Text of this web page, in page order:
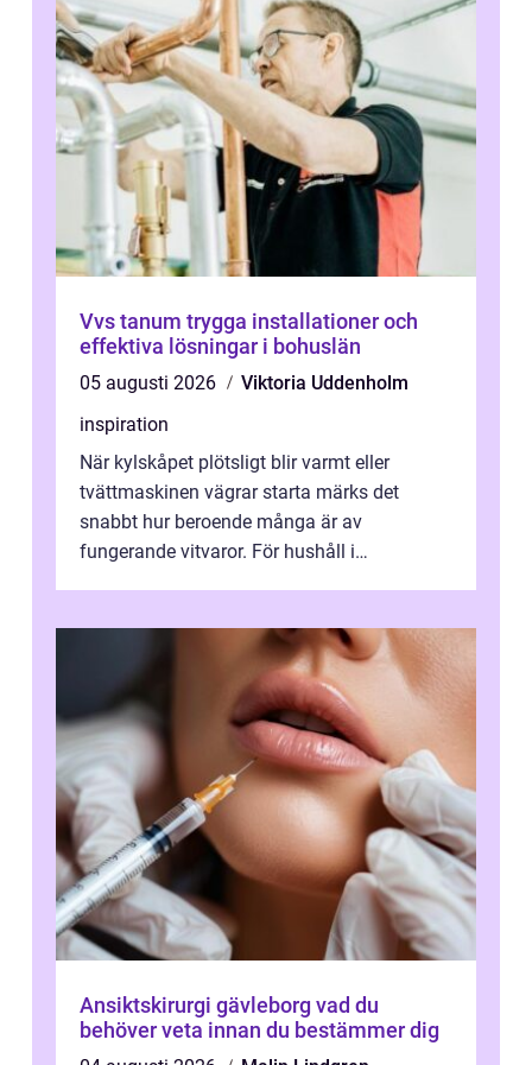
Vvs tanum trygga installationer och
effektiva lösningar i bohuslän
05 augusti 2026
Viktoria Uddenholm
inspiration
När kylskåpet plötsligt blir varmt eller
tvättmaskinen vägrar starta märks det
snabbt hur beroende många är av
fungerande vitvaror. För hushåll i
Ansiktskirurgi gävleborg vad du
behöver veta innan du bestämmer dig